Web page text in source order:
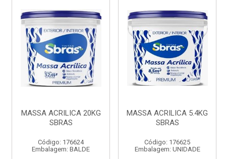
MASSA ACRILICA 20KG
SBRAS
Código: 176624
Embalagem: BALDE
MASSA ACRILICA 5.4KG
SBRAS
Código: 176625
Embalagem: UNIDADE